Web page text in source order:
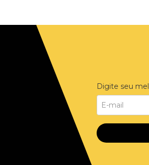
Digite seu